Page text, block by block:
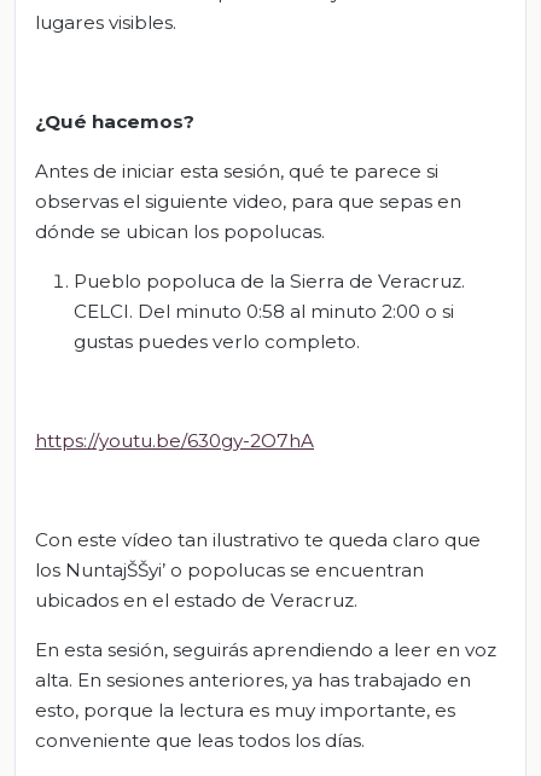
lugares visibles.
¿Qué hacemos?
Antes de iniciar esta sesión, qué te parece si
observas el siguiente video, para que sepas en
dónde se ubican los popolucas.
Pueblo popoluca de la Sierra de Veracruz.
CELCI. Del minuto 0:58 al minuto 2:00 o si
gustas puedes verlo completo.
https://youtu.be/630gy-2O7hA
Con este vídeo tan ilustrativo te queda claro que
los NuntajŠŠyi’ o popolucas se encuentran
ubicados en el estado de Veracruz.
En esta sesión, seguirás aprendiendo a leer en voz
alta. En sesiones anteriores, ya has trabajado en
esto, porque la lectura es muy importante, es
conveniente que leas todos los días.